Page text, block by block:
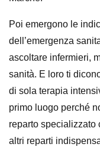
Poi emergono le
dell’emergenza
ascoltare infermieri,
sanità. E loro ti
di sola terapia
primo luogo perché
reparto specializzato
altri reparti